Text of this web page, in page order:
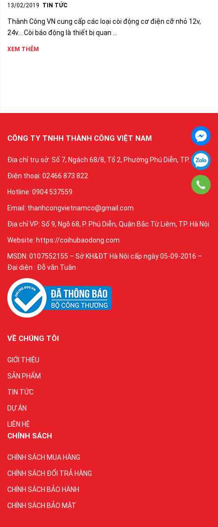
13/02/2019 TIN TỨC
Thành Công VN cung cấp các loại còi động cơ điện cỡ nhỏ 12v,
24v... Còi báo động là thiết bị quan ...
XEM THÊM
CÔNG TY TNHH THÀNH CÔNG VIỆT NAM
Địa chỉ trụ sở: Số 7, Ngách 68/8, Tổ 2, Phường Phú Diễn, TP. Hà Nội
Điện thoại: 02466 873 822
Hotline: 0904 537559
Email: thanhcongvietnamco@gmail.com
Địa chỉ VP: Số 9, Ngõ 68, P. Phú Diễn, Quận Bắc Từ Liêm, TP. Hà Nội
Website: https://coihubaodong.com
MSDN: 0107552155 – Sở KH&ĐT Hà Nội cấp ngày 05-09-2016 –
Đại diện : Đỗ văn Tuân
VỀ CHÚNG TÔI
GIỚI THIỆU
SẢN PHẨM
TIN TỨC
DỰ ÁN
LIÊN HỆ
CHÍNH SÁCH
CHÍNH SÁCH MUA HÀNG
CHÍNH SÁCH ĐỔI TRẢ HÀNG
CHÍNH SÁCH BẢO HÀNH
CHÍNH SÁCH BẢO MẬT